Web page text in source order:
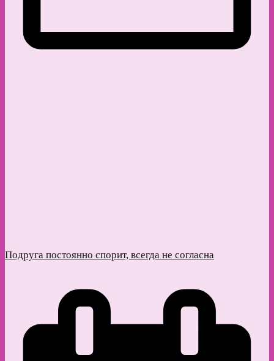
Подруга постоянно спорит, всегда не согласна